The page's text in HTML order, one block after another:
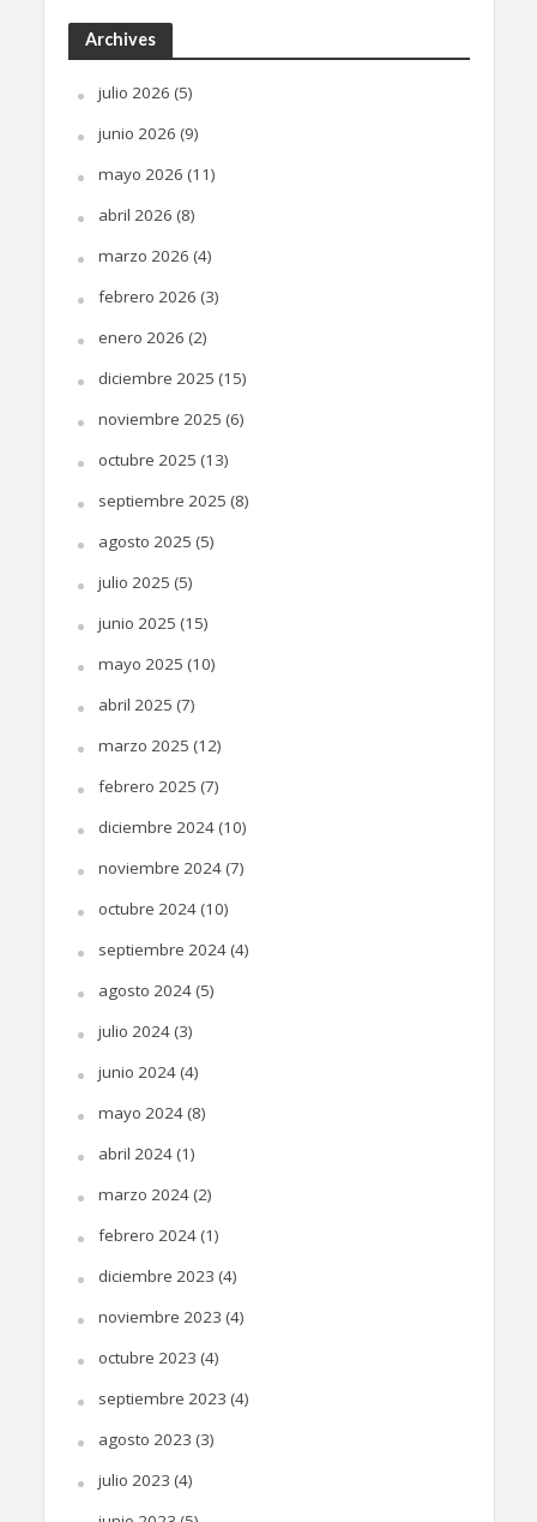
Archives
julio 2026 (5)
junio 2026 (9)
mayo 2026 (11)
abril 2026 (8)
marzo 2026 (4)
febrero 2026 (3)
enero 2026 (2)
diciembre 2025 (15)
noviembre 2025 (6)
octubre 2025 (13)
septiembre 2025 (8)
agosto 2025 (5)
julio 2025 (5)
junio 2025 (15)
mayo 2025 (10)
abril 2025 (7)
marzo 2025 (12)
febrero 2025 (7)
diciembre 2024(10)
noviembre 2024(7)
octubre 2024(10)
septiembre 2024(4)
agosto 2024(5)
julio 2024(3)
junio 2024(4)
mayo 2024(8)
abril 2024(1)
marzo 2024(2)
febrero 2024(1)
diciembre 2023 (4)
noviembre 2023 (4)
octubre 2023 (4)
septiembre 2023 (4)
agosto 2023 (3)
julio 2023 (4)